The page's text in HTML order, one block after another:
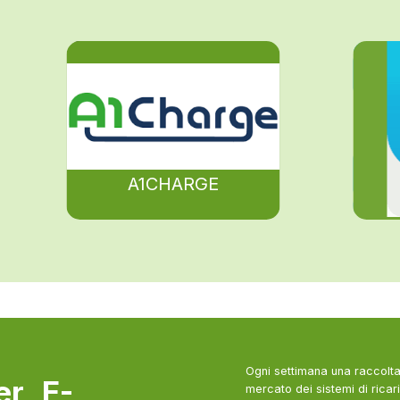
A1CHARGE
Ogni settimana una
mercato dei sistemi di